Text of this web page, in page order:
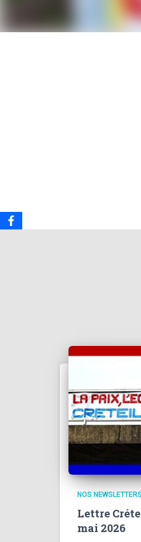
NOS NEWSLETTERS
Lettre
mai 2026